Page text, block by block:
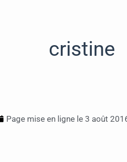
cristine
Page mise en ligne le 3 août